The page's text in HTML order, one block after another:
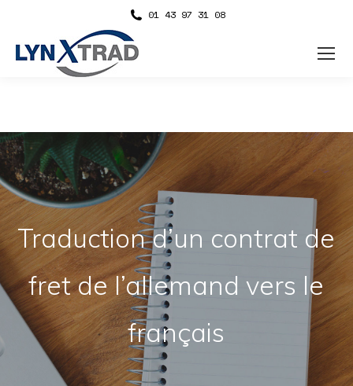
01 43 97 31 08
Traduction d’un contrat de
fret de l’allemand vers le
français